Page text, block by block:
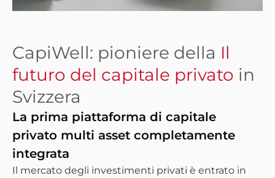
CapiWell: pioniere della Il
futuro del capitale privato in
Svizzera
La prima piattaforma di capitale
privato multi asset completamente
integrata
Il mercato degli investimenti privati è entrato in